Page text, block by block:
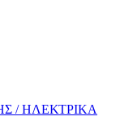
/ ΗΛΕΚΤΡΙΚΑ